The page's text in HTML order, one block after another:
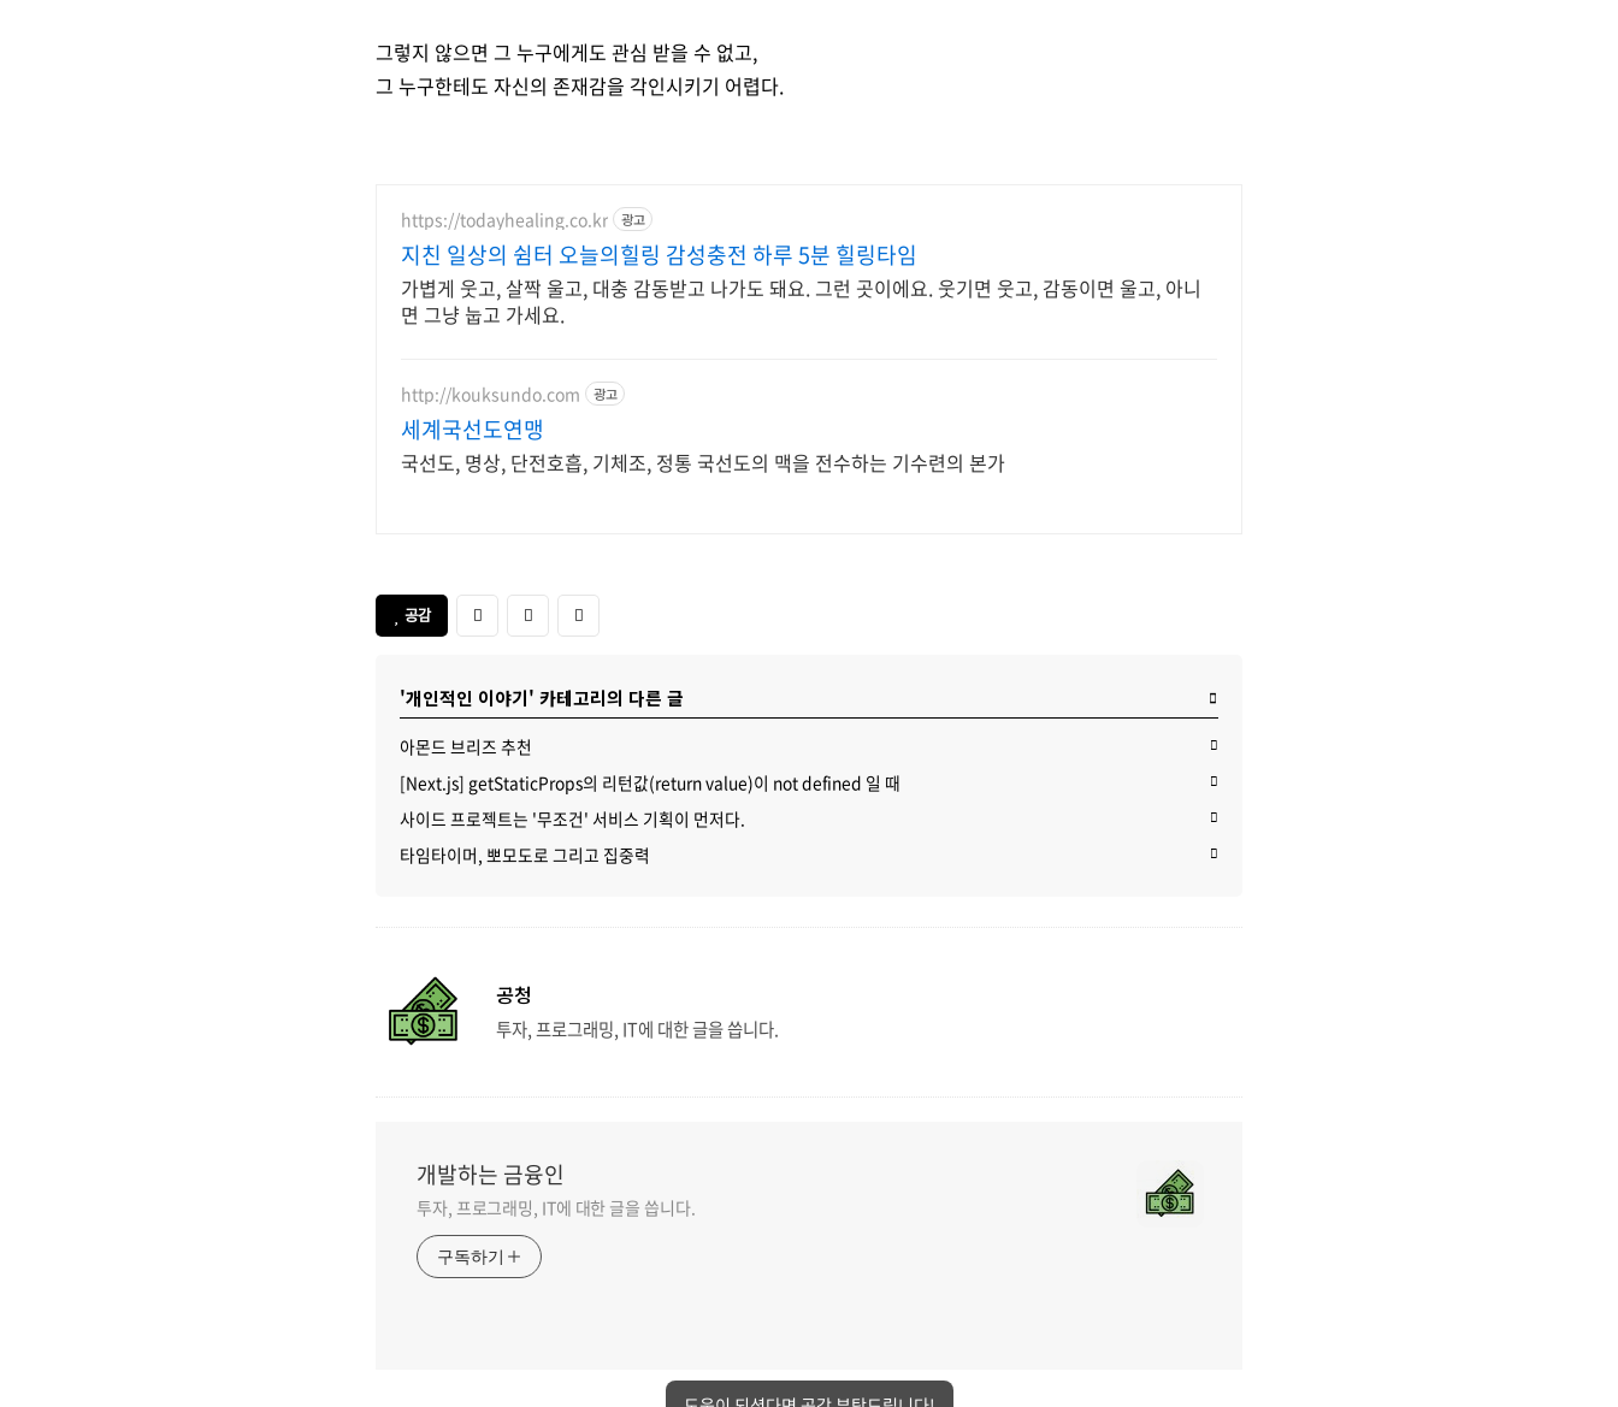
그렇지 않으면 그 누구에게도 관심 받을 수 없고,
그 누구한테도 자신의 존재감을 각인시키기 어렵다.
https://todayhealing.co.kr 광고
지친 일상의 쉼터 오늘의힐링 감성충전 하루 5분 힐링타임
가볍게 웃고, 살짝 울고, 대충 감동받고 나가도 돼요. 그런 곳이에요. 웃기면 웃고, 감동이면 울고, 아니
면 그냥 눕고 가세요.
http://kouksundo.com 광고
세계국선도연맹
국선도, 명상, 단전호흡, 기체조, 정통 국선도의 맥을 전수하는 기수련의 본가
공감
'개인적인 이야기' 카테고리의 다른 글
아몬드 브리즈 추천
[Next.js] getStaticProps의 리턴값(return value)이 not defined 일 때
사이드 프로젝트는 '무조건' 서비스 기획이 먼저다.
타임타이머, 뽀모도로 그리고 집중력
공청
투자, 프로그래밍, IT에 대한 글을 씁니다.
개발하는 금융인
투자, 프로그래밍, IT에 대한 글을 씁니다.
구독하기